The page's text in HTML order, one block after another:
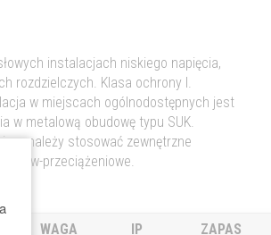
instalacjach niskiego napięcia,
rozdzielczych. Klasa ochrony I.
w miejscach ogólnodostępnych jest
w metalową obudowę typu SUK.
– należy stosować zewnętrzne
przeciążeniowe.
WAGA IP
ZAPAS